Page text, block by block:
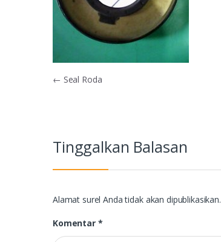
Navigasi
← Seal Roda
Tinggalkan Balasan
Alamat surel Anda tidak akan dipublikasikan.
Komentar *